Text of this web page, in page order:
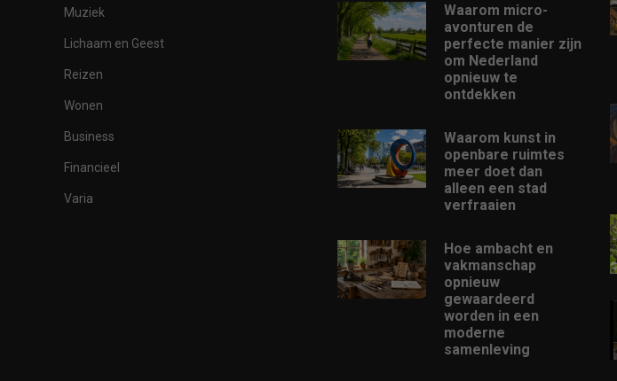
Muziek
Lichaam en Geest
Reizen
Wonen
Business
Financieel
Varia
Waarom micro-
avonturen de
perfecte manier zijn
om Nederland
opnieuw te
ontdekken
Waarom kunst in
openbare ruimtes
meer doet dan
alleen een stad
verfraaien
Hoe ambacht en
vakmanschap
opnieuw
gewaardeerd
worden in een
moderne
samenleving